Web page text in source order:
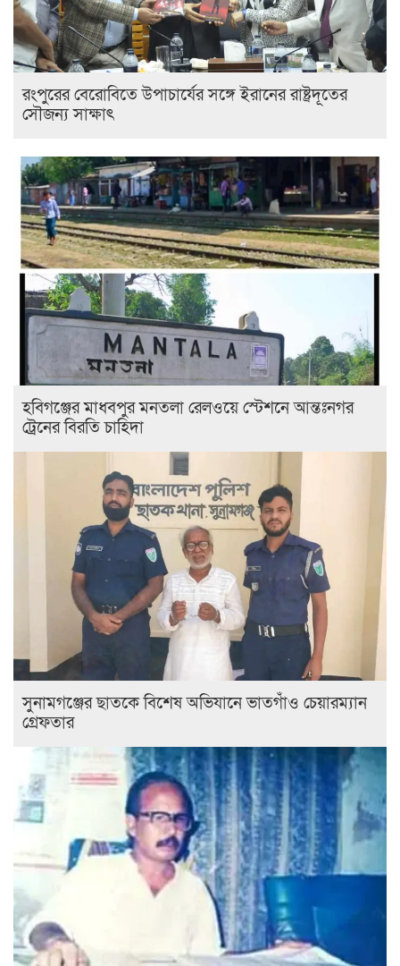
রংপুরের বেরোবিতে উপাচার্যের সঙ্গে ইরানের রাষ্ট্রদূতের
সৌজন্য সাক্ষাৎ
হবিগঞ্জের মাধবপুর মনতলা রেলওয়ে স্টেশনে আন্তঃনগর
ট্রেনের বিরতি চাহিদা
সুনামগঞ্জের ছাতকে বিশেষ অভিযানে ভাতগাঁও চেয়ারম্যান
গ্রেফতার